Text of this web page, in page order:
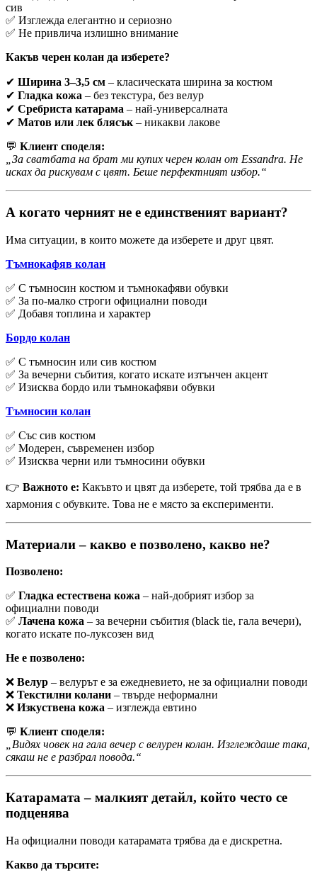
сив
✅ Изглежда елегантно и сериозно
✅ Не привлича излишно внимание
Какъв черен колан да изберете?
✔ Ширина 3–3,5 см – класическата ширина за костюм
✔ Гладка кожа – без текстура, без велур
✔ Сребриста катарама – най-универсалната
✔ Матов или лек блясък– никакви лакове
💬 Клиент споделя:
„За сватбата на брат ми купих черен колан от Essandra. Не
исках да рискувам с цвят. Беше перфектният избор.“
А когато черният не е единственият вариант?
Има ситуации, в които можете да изберете и друг цвят.
Тъмнокафяв колан
✅ С тъмносин костюм и тъмнокафяви обувки
✅ За по-малко строги официални поводи
✅ Добавя топлина и характер
Бордо колан
✅ С тъмносин или сив костюм
✅ За вечерни събития, когато искате изтънчен акцент
✅ Изисква бордо или тъмнокафяви обувки
Тъмносин колан
✅ Със сив костюм
✅ Модерен, съвременен избор
✅ Изисква черни или тъмносини обувки
👉 Важното е: Какъвто и цвят да изберете, той трябва да е в
хармония с обувките. Това не е място за експерименти.
Материали – какво е позволено, какво не?
Позволено:
✅ Гладка естествена кожа – най-добрият избор за
официални поводи
✅ Лачена кожа – за вечерни събития (black tie, гала вечери),
когато искате по-луксозен вид
Не е позволено:
❌ Велур – велурът е за ежедневието, не за официални поводи
❌ Текстилни колани – твърде неформални
❌ Изкуствена кожа – изглежда евтино
💬 Клиент споделя:
„Видях човек на гала вечер с велурен колан. Изглеждаше така,
сякаш не е разбрал повода.“
Катарамата – малкият детайл, който често се
подценява
На официални поводи катарамата трябва да е дискретна.
Какво да търсите: